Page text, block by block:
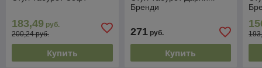
183,49 руб.
200,24 руб.
Купить
Бренди
271руб.
Купить